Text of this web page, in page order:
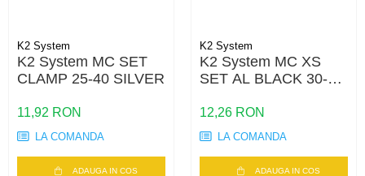
K2 System
K2 System MC SET
CLAMP 25-40 SILVER
11,92 RON
LA COMANDA
ADAUGA IN COS
K2 System
K2 System MC XS
SET AL BLACK 30-33
12,26 RON
LA COMANDA
ADAUGA IN COS